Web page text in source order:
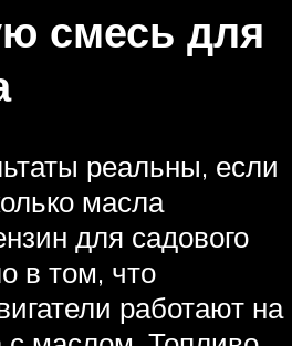
смесь для
реальны, если
масла
для садового
в том, что
работают на